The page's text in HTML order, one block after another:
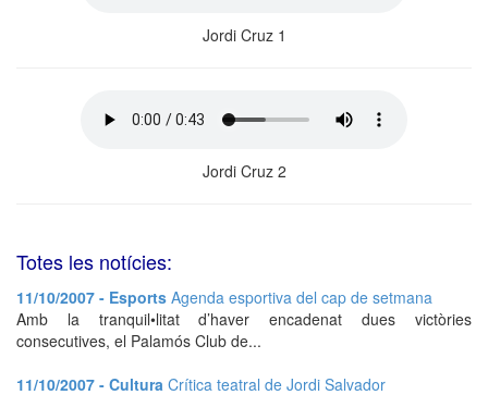
Jordi Cruz 1
Jordi Cruz 2
Totes les notícies:
11/10/2007 - Esports Agenda esportiva del cap de setmana
Amb la tranquil•litat d’haver encadenat dues victòries
consecutives, el Palamós Club de...
11/10/2007 - Cultura Crítica teatral de Jordi Salvador